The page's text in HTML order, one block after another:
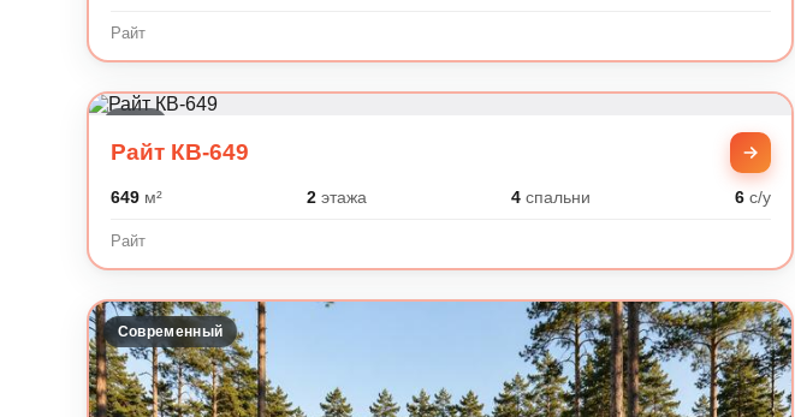
Райт
Райт КВ-649
649м² 2этажа 4спальни 6с/у
Райт
Современный